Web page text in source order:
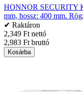
HONNOR SECURITY
mm, hossz: 400 mm.
✔ Raktáron
2,349 Ft nettó
2,983 Ft bruttó
Kosárba